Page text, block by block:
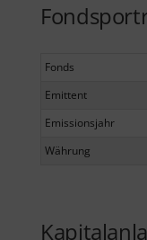
Fonds
Emittent
Emissionsjahr
Währung